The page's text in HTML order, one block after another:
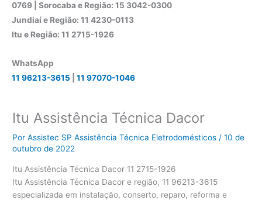
0769 | Sorocaba e Região: 15 3042-0300
Jundiaí e Região: 11 4230-0113
Itu e Região: 11 2715-1926
WhatsApp
11 96213-3615
11 97070-1046
Itu Assistência Técnica Dacor
PorAssistec SP Assistência Técnica Eletrodomésticos/10 de
outubro de 2022
Itu Assistência Técnica Dacor 11 2715-1926
Itu Assistência Técnica Dacor e região, 11 96213-3615
especializada em instalação, conserto, reparo, reforma e